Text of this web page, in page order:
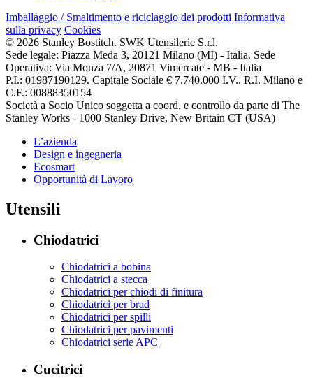
Imballaggio / Smaltimento e riciclaggio dei prodotti Informativa
sulla privacy Cookies
© 2026 Stanley Bostitch. SWK Utensilerie S.r.l.
Sede legale: Piazza Meda 3, 20121 Milano (MI) - Italia. Sede
Operativa: Via Monza 7/A, 20871 Vimercate - MB - Italia
P.I.: 01987190129. Capitale Sociale € 7.740.000 I.V.. R.I. Milano e
C.F.: 00888350154
Società a Socio Unico soggetta a coord. e controllo da parte di The
Stanley Works - 1000 Stanley Drive, New Britain CT (USA)
L’azienda
Design e ingegneria
Ecosmart
Opportunità di Lavoro
Utensili
Chiodatrici
Chiodatrici a bobina
Chiodatrici a stecca
Chiodatrici per chiodi di finitura
Chiodatrici per brad
Chiodatrici per spilli
Chiodatrici per pavimenti
Chiodatrici serie APC
Cucitrici